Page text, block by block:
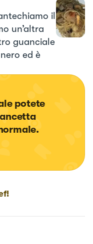
il
un’altra
guanciale
ed è
potete